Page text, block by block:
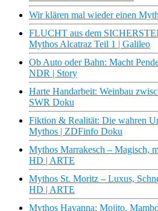
Wir klären mal wieder einen
FLUCHT aus dem
Mythos Alcatraz Teil 1 | Galileo
Ob Auto oder Bahn: Macht
NDR | Story
Harte Handarbeit: Weinbau
SWR Doku
Fiktion & Realität: Die wahren
Mythos | ZDFinfo Doku
Mythos Marrakesch – Magisch,
HD | ARTE
Mythos St. Moritz – Luxus,
HD | ARTE
Mythos Havanna: Mojito,